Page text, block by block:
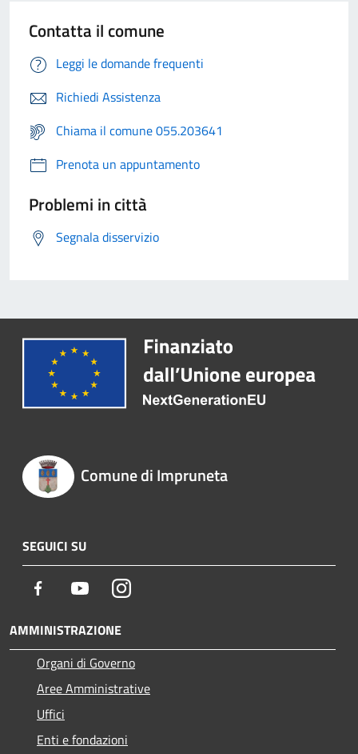
Contatta il comune
Leggi le domande frequenti
Richiedi Assistenza
Chiama il comune 055.203641
Prenota un appuntamento
Problemi in città
Segnala disservizio
Comune di Impruneta
SEGUICI SU
Facebook YoutubeInstagram
AMMINISTRAZIONE
Organi di Governo
Aree Amministrative
Uffici
Enti e fondazioni